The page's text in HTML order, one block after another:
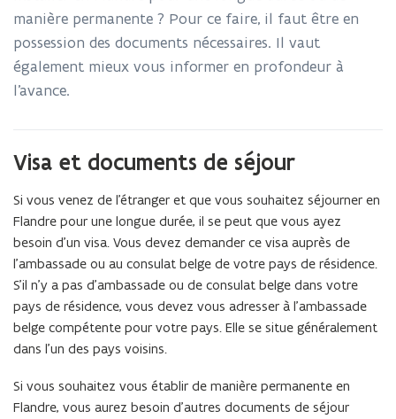
Venir
habiter
Flandre
manière permanente ? Pour ce faire, il faut être en
possession des documents nécessaires. Il vaut
également mieux vous informer en profondeur à
l’avance.
Visa et documents de séjour
Si vous venez de l’étranger et que vous souhaitez séjourner en
Flandre pour une longue durée, il se peut que vous ayez
besoin d’un visa. Vous devez demander ce visa auprès de
l’ambassade ou au consulat belge de votre pays de résidence.
S’il n’y a pas d’ambassade ou de consulat belge dans votre
pays de résidence, vous devez vous adresser à l’ambassade
belge compétente pour votre pays. Elle se situe généralement
dans l’un des pays voisins.
Si vous souhaitez vous établir de manière permanente en
Flandre, vous aurez besoin d’autres documents de séjour